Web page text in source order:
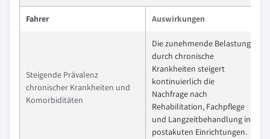
Fahrer Auswirkungen
Steigende Prävalenz
chronischer Krankheiten und
Komorbiditäten
Die zunehmende Belastung
durch chronische
Krankheiten steigert
kontinuierlich die
Nachfrage nach
Rehabilitation, Fachpflege
und Langzeitbehandlung in
postakuten Einrichtungen.